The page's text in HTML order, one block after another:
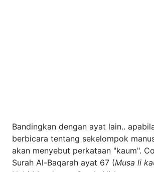
Bandingkan dengan ayat lain..
berbicara tentang sekelompok
akan menyebut perkataan "kaum".
Surah Al-Baqarah ayat 67 (Musa li